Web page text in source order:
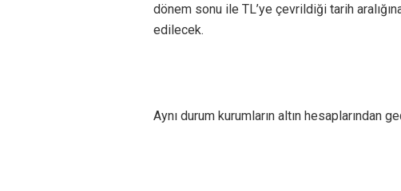
dönem sonu ile TL’ye çevrildiği tarih
edilecek.
Aynı durum kurumların altın hesaplarından